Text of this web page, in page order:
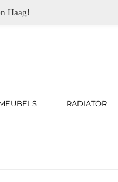
Haag!
RADIATOR